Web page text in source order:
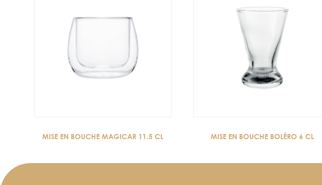
MISE EN BOUCHE MAGICAR 11.5 CL MISE EN BOUCHE BOLÉRO 6 CL